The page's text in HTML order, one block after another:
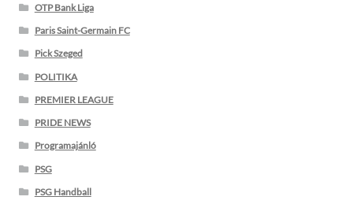
OTP Bank Liga
Paris Saint-Germain FC
Pick Szeged
POLITIKA
PREMIER LEAGUE
PRIDE NEWS
Programajánló
PSG
PSG Handball